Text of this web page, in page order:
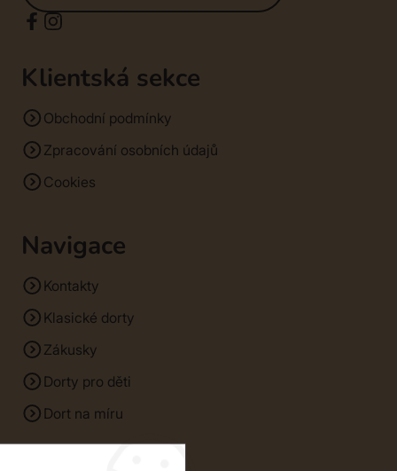
Klientská sekce
Obchodní podmínky
Zpracování osobních údajů
Cookies
Navigace
Kontakty
Klasické dorty
Zákusky
Dorty pro děti
Dort na míru